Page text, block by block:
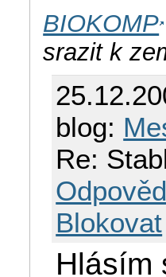
BIOKOMP
srazit k
blog:
Re:
Blokovat
Hlásím